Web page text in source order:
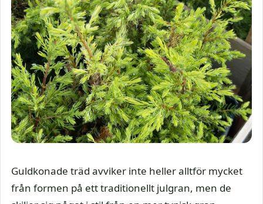
Guldkonade träd avviker inte heller alltför mycket
från formen på ett traditionellt julgran, men de